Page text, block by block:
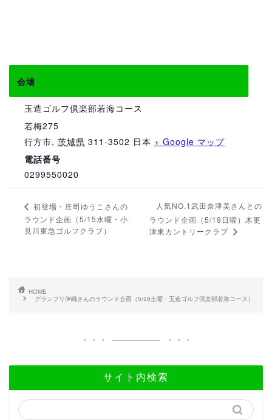
会場
玉造ゴルフ倶楽部若海コース
若梅275
行方市, 茨城県 311-3502 日本 + Google マップ
電話番号
0299550020
初登場・庄司ゆうこさんの
ラウンド企画（5/15水曜・小
見川東急ゴルフクラブ）
人気NO.1武田奈津美さんとの
ラウンド企画（5/19日曜）木更
津東カントリークラブ
HOME
グランプリ伊織さんのラウンド企画（5/18土曜・玉造ゴルフ倶楽部若海コース）
サイト内検索